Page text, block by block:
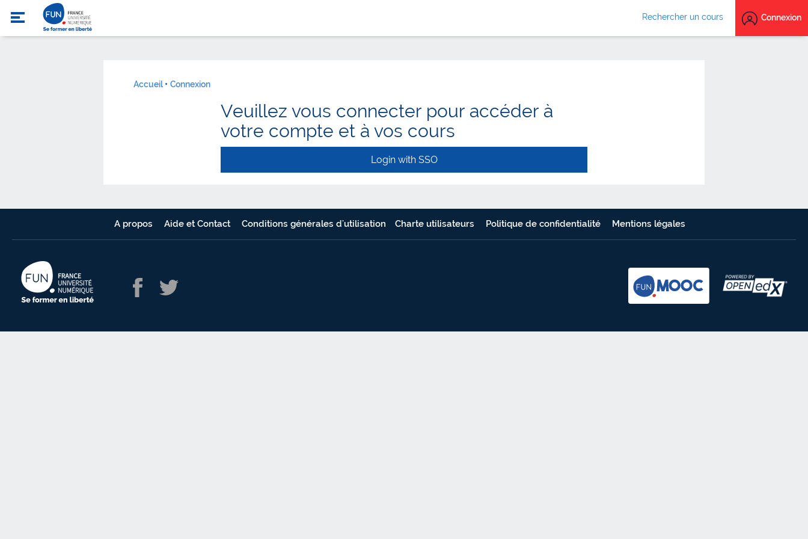
Rechercher un cours Connexion
Accueil Connexion
Veuillez vous connecter pour accéder à
votre compte et à vos cours
Login with SSO
A propos Aide et Contact Conditions générales d'utilisation Charte utilisateurs Politique de confidentialité Mentions légales